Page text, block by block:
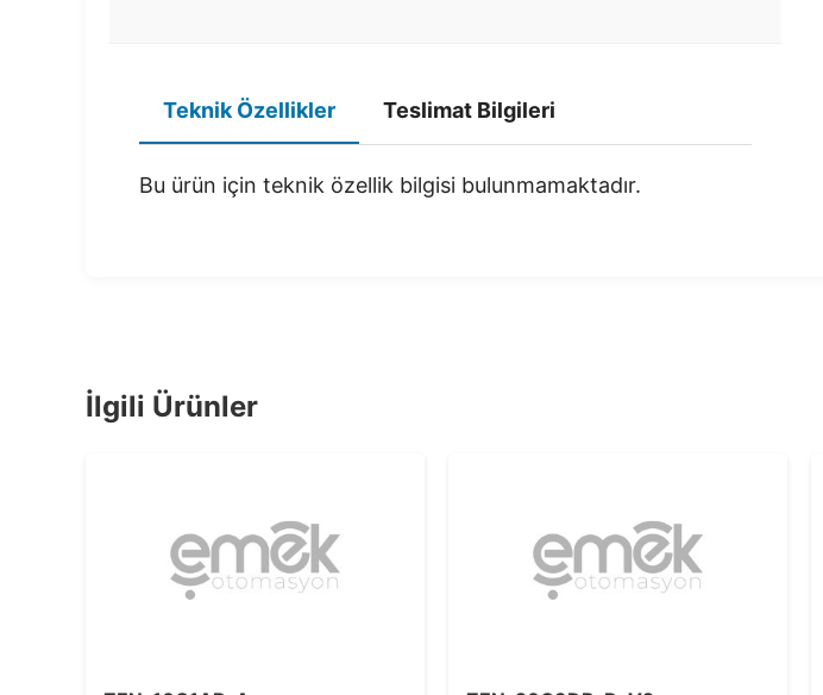
Teknik Özellikler Teslimat Bilgileri
Bu ürün için teknik özellik bilgisi bulunmamaktadır.
İlgili Ürünler